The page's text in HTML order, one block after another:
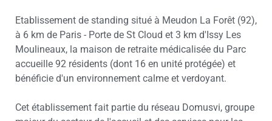
Etablissement de standing situé à Meudon La Forêt (92),
à 6 km de Paris - Porte de St Cloud et 3 km d'Issy Les
Moulineaux, la maison de retraite médicalisée du Parc
accueille 92 résidents (dont 16 en unité protégée) et
bénéficie d'un environnement calme et verdoyant.
Cet établissement fait partie du réseau Domusvi, groupe